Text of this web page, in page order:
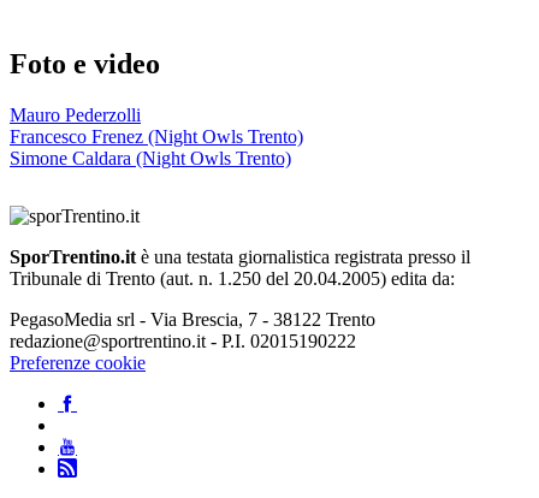
Foto e video
Mauro Pederzolli
Francesco Frenez (Night Owls Trento)
Simone Caldara (Night Owls Trento)
SporTrentino.it è una testata giornalistica registrata presso il
Tribunale di Trento (aut. n. 1.250 del 20.04.2005) edita da:
PegasoMedia srl - Via Brescia, 7 - 38122 Trento
redazione@sportrentino.it - P.I. 02015190222
Preferenze cookie